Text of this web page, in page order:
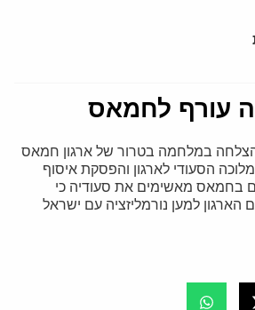
עורף לחמאס
במלחמה בטרור של ארגון חמאס
הסעודי לארגון והפסקת איסוף
בחמאס מאשימים את סעודיה כי
למען נורמליזציה עם ישראל